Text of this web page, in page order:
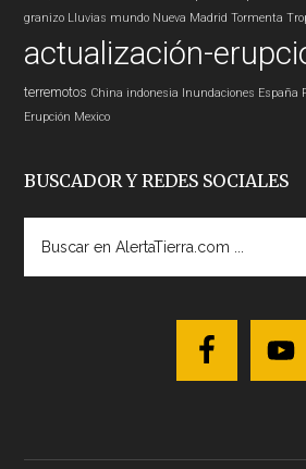
granizo Lluvias mundo Nueva Madrid Tormenta
actualización-
terremotos China indonesia Inundaciones España
Erupción Mexico
BUSCADOR Y REDES SOCIALES
AlertaTierra.com